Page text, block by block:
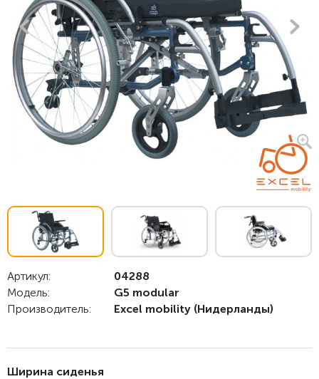
Артикул:
04288
Модель:
G5 modular
Производитель:
Excel mobility (Нидерланды)
Ширина сиденья